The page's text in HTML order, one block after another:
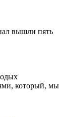
вышли пять
который, мы